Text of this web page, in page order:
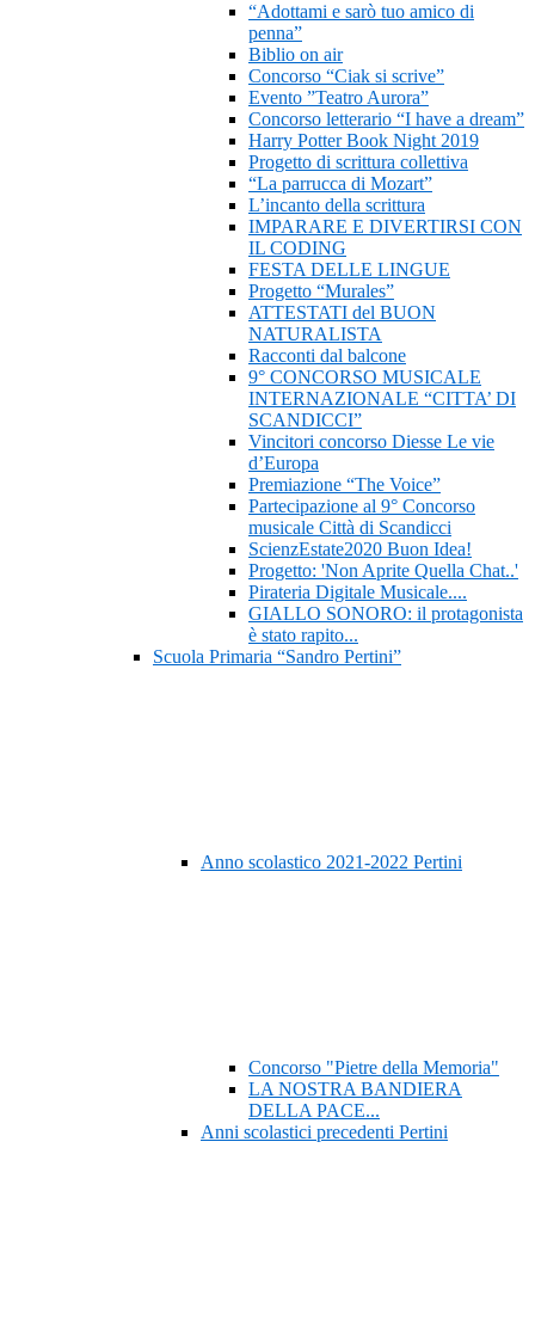
“Adottami e sarò tuo amico di
penna”
Biblio on air
Concorso “Ciak si scrive”
Evento ”Teatro Aurora”
Concorso letterario “I have a dream”
Harry Potter Book Night 2019
Progetto di scrittura collettiva
“La parrucca di Mozart”
L’incanto della scrittura
IMPARARE E DIVERTIRSI CON
IL CODING
FESTA DELLE LINGUE
Progetto “Murales”
ATTESTATI del BUON
NATURALISTA
Racconti dal balcone
9° CONCORSO MUSICALE
INTERNAZIONALE “CITTA’ DI
SCANDICCI”
Vincitori concorso Diesse Le vie
d’Europa
Premiazione “The Voice”
Partecipazione al 9° Concorso
musicale Città di Scandicci
ScienzEstate2020 Buon Idea!
Progetto: 'Non Aprite Quella Chat..'
Pirateria Digitale Musicale....
GIALLO SONORO: il protagonista
è stato rapito...
Scuola Primaria “Sandro Pertini”
Anno scolastico 2021-2022 Pertini
Concorso "Pietre della Memoria"
LA NOSTRA BANDIERA
DELLA PACE...
Anni scolastici precedenti Pertini